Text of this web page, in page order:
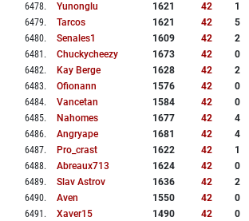
6478. Yunonglu 1621 42
1
6479. Tarcos 1621 42
5
6480. Senales1 1609 42
2
6481 . Chuckycheezy 1673 42
0
6482. Kay Berge 1628 42
2
6483. Ofionann 1576 42
0
6484. Vancetan 1584 42
0
6485. Nahomes 1677 42
4
6486. Angryape 1681 42
4
6487. Pro_crast 1622 42
1
6488. Abreaux713 1624 42
0
6489. Slav Astrov 1636 42
2
6490. Aven 1550 42
0
6491 . Xaver15 1490 42
0